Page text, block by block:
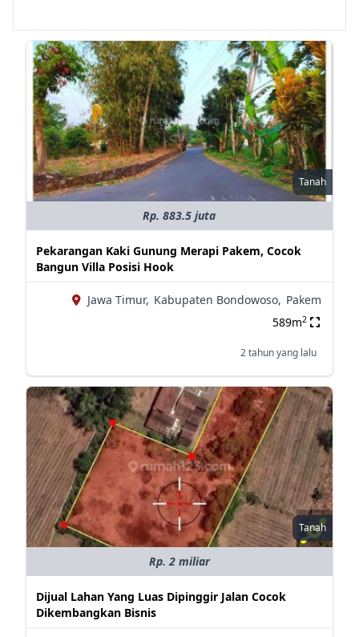
Tanah
Rp. 883.5 juta
Pekarangan Kaki Gunung Merapi Pakem, Cocok
Bangun Villa Posisi Hook
Jawa Timur, Kabupaten Bondowoso, Pakem
589m2
2 tahun yang lalu
Tanah
Rp. 2 miliar
Dijual Lahan Yang Luas Dipinggir Jalan Cocok
Dikembangkan Bisnis